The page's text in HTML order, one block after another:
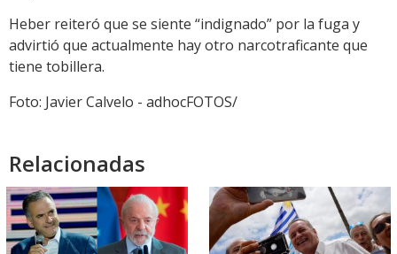
Heber reiteró que se siente “indignado” por la fuga y
advirtió que actualmente hay otro narcotraficante que
tiene tobillera.
Foto: Javier Calvelo - adhocFOTOS/
Relacionadas